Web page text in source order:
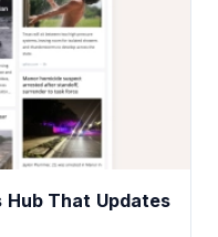
Hub That Updates